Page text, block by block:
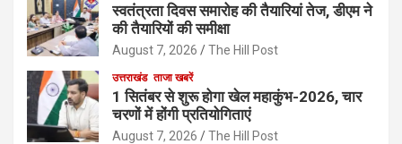
स्वतंत्रता दिवस समारोह की तैयारियां तेज, डीएम ने
की तैयारियों की समीक्षा
August 7, 2026 The Hill Post
उत्तराखंड ताजा खबरें
1 सितंबर से शुरू होगा खेल महाकुंभ-2026, चार
चरणों में होंगी प्रतियोगिताएं
August 7, 2026 The Hill Post